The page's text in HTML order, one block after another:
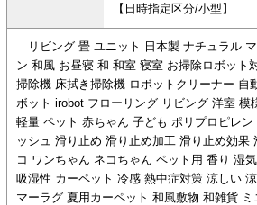
【日時指定区分/小型】
リビング 畳 ユニット 日本製 ナチュラル
ン 和風 お昼寝 和 和室 寝室 お掃除ロボット
掃除機 床拭き掃除機 ロボットクリーナー 自
ボット irobot フローリング リビング 洋室 模
軽量 ペット 赤ちゃん 子ども ポリプロピレ
ッシュ 滑り止め 滑り止め加工 滑り止め効果
コ ワンちゃん ネコちゃん ペット用 香り 湿
吸湿性 カーペット 冷感 熱中症対策 涼しい
マーラグ 夏用カーペット 和風敷物 和雑貨